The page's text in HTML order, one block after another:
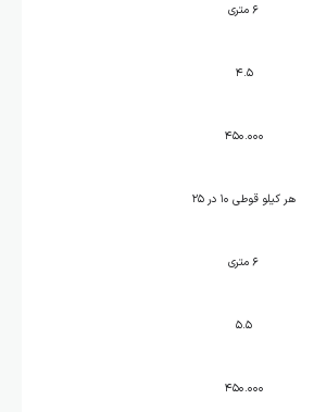
۶ متری
۴.۵
۴۵۰.۰۰۰
هر کیلو قوطی ۱۰ در ۲۵
۶ متری
۵.۵
۴۵۰.۰۰۰